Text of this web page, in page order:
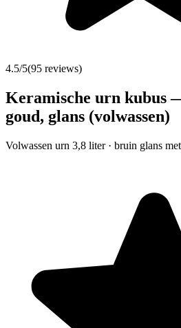
4.5/5(95 reviews)
Keramische urn kubus
goud, glans (volwassen)
Volwassen urn 3,8 liter · bruin glans